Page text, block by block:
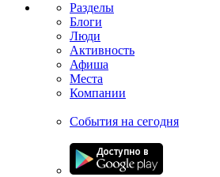
Разделы
Блоги
Люди
Активность
Афиша
Места
Компании
События на сегодня